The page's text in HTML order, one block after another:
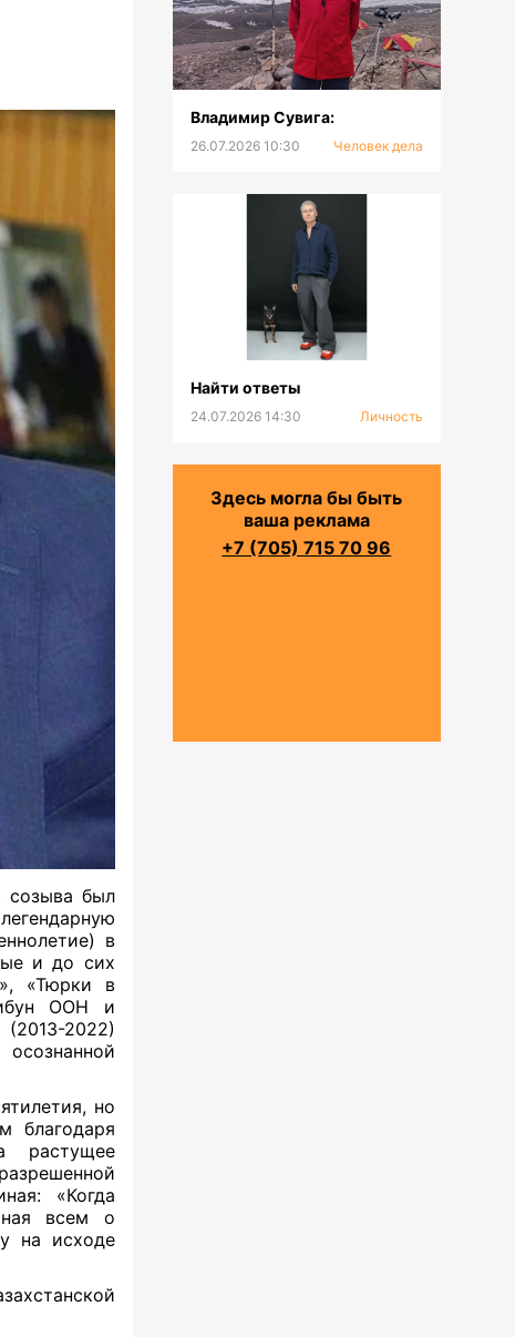
созыва был
в
и до сих
«Тюрки в
ООН и
2022)
но
благодаря
растущее
«Когда
всем о
на исходе
Владимир Сувига:
26.07.2026 10:30 Человек дела
Найти ответы
24.07.2026 14:30 Личность
Здесь могла бы быть
ваша реклама
+7 (705) 715 70 96